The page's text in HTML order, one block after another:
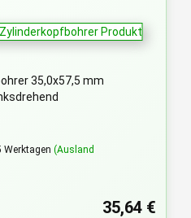
35,0x57,5 mm
Werktagen (Ausland
35,64 €